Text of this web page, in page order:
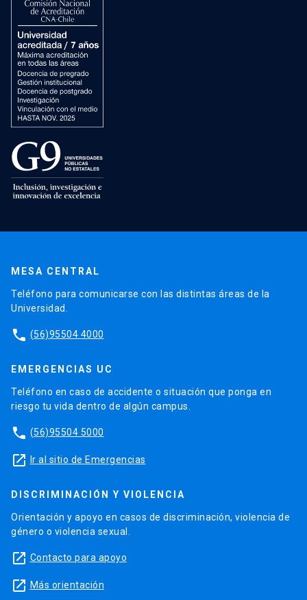
MESA CENTRAL
Teléfono para comunicarse con las distintas áreas de la
Universidad.
phone (56)95504 4000
EMERGENCIAS UC
Teléfono en caso de accidente o situación que ponga en
riesgo tu vida dentro de algún campus.
phone (56)95504 5000
launch Ir al sitio de Emergencias
DISCRIMINACIÓN Y VIOLENCIA
Orientación y apoyo en casos de discriminación, violencia de
género o violencia sexual.
launch Contacto para apoyo
launch Más orientación